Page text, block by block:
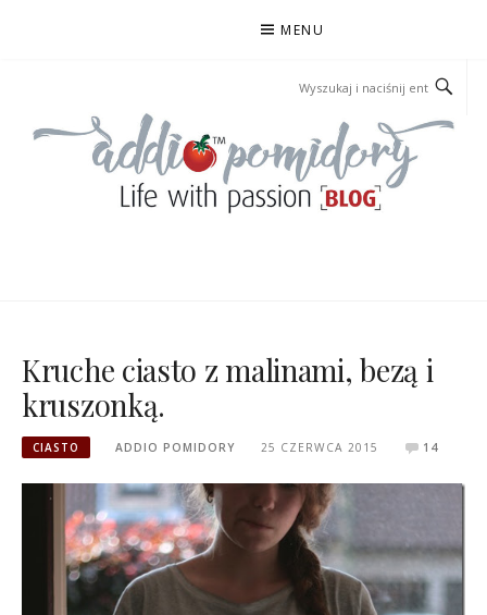
MENU
Kruche ciasto z malinami, bezą i
kruszonką.
CIASTO ADDIO POMIDORY 25 CZERWCA 2015 14